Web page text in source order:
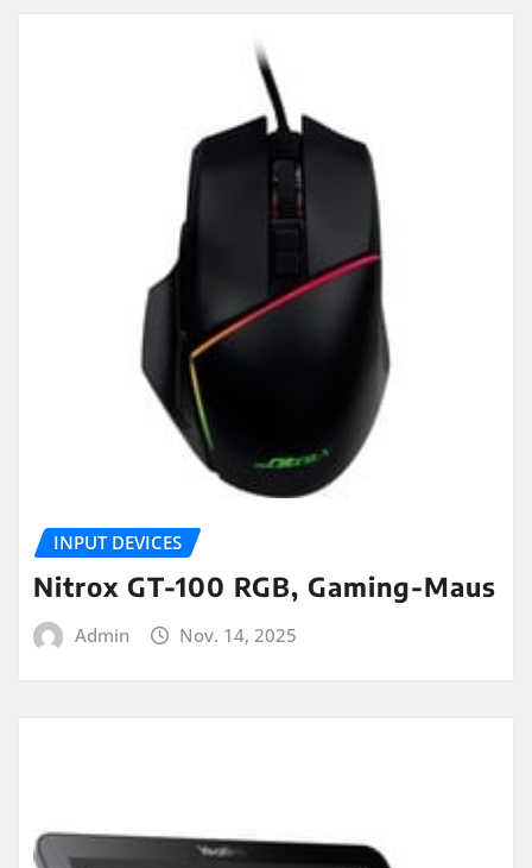
INPUT DEVICES
Nitrox GT-100 RGB, Gaming-Maus
Admin Nov. 14, 2025